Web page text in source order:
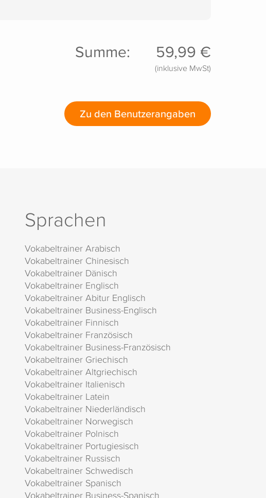
Summe: 59,99 €
(inklusive MwSt)
Zu den Benutzerangaben
Sprachen
Vokabeltrainer Arabisch
Vokabeltrainer Chinesisch
Vokabeltrainer Dänisch
Vokabeltrainer Englisch
Vokabeltrainer Abitur Englisch
Vokabeltrainer Business-Englisch
Vokabeltrainer Finnisch
Vokabeltrainer Französisch
Vokabeltrainer Business-Französisch
Vokabeltrainer Griechisch
Vokabeltrainer Altgriechisch
Vokabeltrainer Italienisch
Vokabeltrainer Latein
Vokabeltrainer Niederländisch
Vokabeltrainer Norwegisch
Vokabeltrainer Polnisch
Vokabeltrainer Portugiesisch
Vokabeltrainer Russisch
Vokabeltrainer Schwedisch
Vokabeltrainer Spanisch
Vokabeltrainer Business-Spanisch